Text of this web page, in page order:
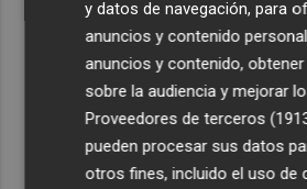
y datos de navegación, para
anuncios y contenido
anuncios y contenido,
sobre la audiencia y mejorar
Proveedores de terceros
pueden procesar sus datos
otros fines, incluido el uso de